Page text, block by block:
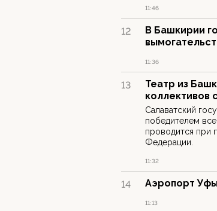
11:46
12
В Башкирии
11:36
13
Театр из
коллективов
Салаватский
победителем
проводится при
Федерации.
11:32
14 Аэропорт
11:13